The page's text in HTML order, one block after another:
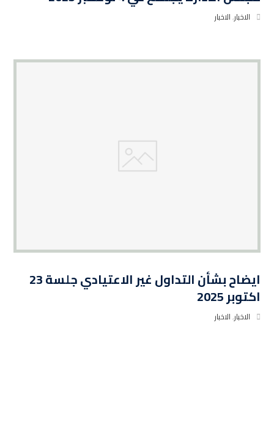
الاخبار,الاخبار
ايضاح بشأن التداول غير الاعتيادي جلسة 23
اكتوبر 2025
الاخبار,الاخبار